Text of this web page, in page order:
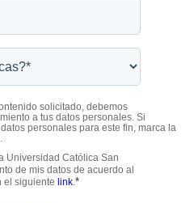
solicitado, debemos
a tus datos personales. Si
personales para este fin, marca la
Universidad Católica San
de mis datos de acuerdo al
el siguiente link.*